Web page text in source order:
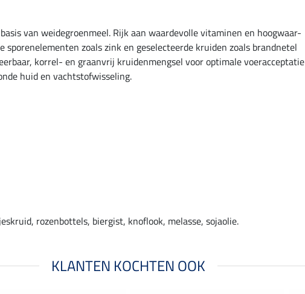
van weidegroenmeel. Rijk aan waardevolle vitaminen en hoogwaar-
zoals zink en geselecteerde kruiden zoals brandnetel
korrel- en graanvrij kruidenmengsel voor optimale voeracceptatie
huid en vachtstofwisseling.
rozenbottels, biergist, knoflook, melasse, sojaolie.
KLANTEN KOCHTEN OOK